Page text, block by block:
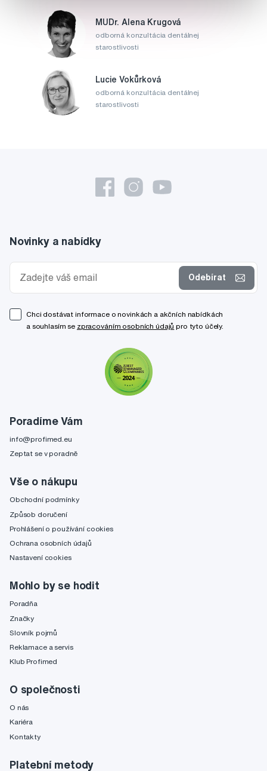
MUDr. Alena Krugová
odborná konzultácia dentálnej
starostlivosti
Lucie Vokůrková
odborná konzultácia dentálnej
starostlivosti
Poradíme Vám
info@profimed.eu
Zeptat se v poradně
Vše o nákupu
Obchodní podmínky
Způsob doručení
Prohlášení o používání cookies
Ochrana osobních údajů
Nastavení cookies
Mohlo by se hodit
Poradňa
Značky
Slovník pojmů
Reklamace a servis
Klub Profimed
O společnosti
O nás
Kariéra
Kontakty
Platební metody
Novinky a nabídky
Odebírat
Chci dostávat informace o novinkách a akčních nabídkách
a souhlasím se zpracováním osobních údajů pro tyto účely.